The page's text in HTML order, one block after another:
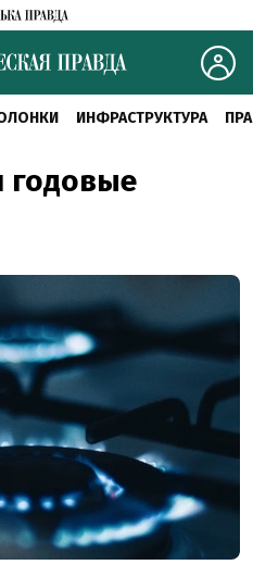
ИНФРАСТРУКТУРА
годовые